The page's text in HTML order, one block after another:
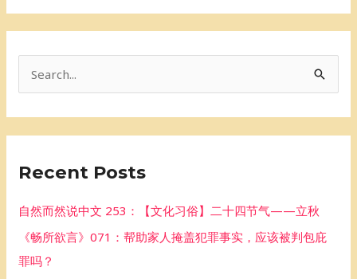
c
f
r
Recent Posts
自然而然说中文 253：【文化习俗】二十四节气——立秋
《畅所欲言》071：帮助家人掩盖犯罪事实，应该被判包庇
罪吗？